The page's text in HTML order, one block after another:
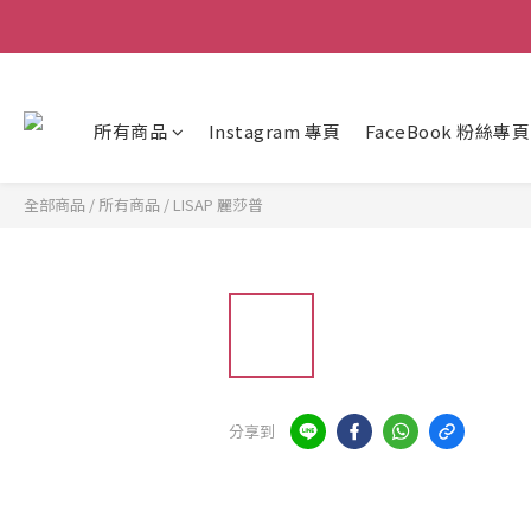
所有商品 Instagram 專頁 FaceBook 粉絲專頁
全部商品 / 所有商品 / LISAP 麗莎普
分享到